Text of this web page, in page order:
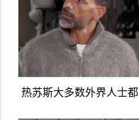
远角破门
热苏斯大多数外界人士都